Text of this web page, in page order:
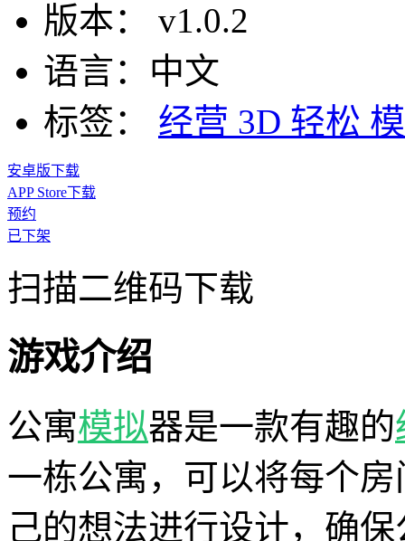
版本：
v1.0.2
语言： 中文
标签：
经营 3D 轻松
安卓版下载
APP Store下载
预约
已下架
扫描二维码下载
游戏介绍
公寓模拟器是一款有趣的
一栋公寓，可以将每个
己的想法进行设计，确